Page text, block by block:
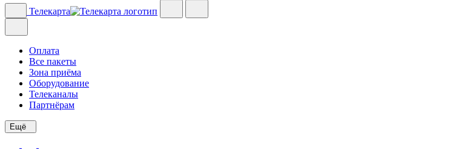
Телекарта
Оплата
Все пакеты
Зона приёма
Оборудование
Телеканалы
Партнёрам
Ещё